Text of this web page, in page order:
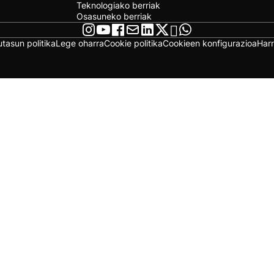
Teknologiako berriak
Osasuneko berriak
politikaLege oharraCookie politikaCookieen konfigurazioa